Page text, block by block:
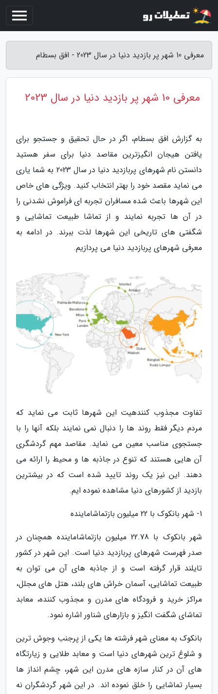
معرفی 10 شهر پر بازدید دنیا در سال 2023 - افق بسطام
معرفی 10 شهر پر بازدید دنیا در سال 2023
به گزارش افق بسطام، اگر در حال تحقیق و جستجو برای
یافتن هیجان انگیزترین مقاصد دنیا برای سفر هستید
دانستن نام شهرهای پربازدید دنیا در سال 2023 به شما یاری
می نماید مقصد خود را بهتر انتخاب کنید. ویژگی های خاص
این شهرها باعث شده مسافران تجربه ای فراموش نشدنی را
در آن ها تجربه نمایند و از تماشا طبیعت تماشایی و
شگفتی های تاریخی این شهرها لذت ببرند. در ادامه به
معرفی شهرهای پربازدید دنیا می پردازیم.
تفاوت مجذوب کنندهیت این شهرها ثابت می نماید که
مردم دیگر فقط روند ها را دنبال نمی نمایند بلکه آنها را با
جستجوی مناسب معین می نماید. مقاصد مهم گردشگری
آن هایی هستند که تنوع در جاذبه ها و محیط را ارائه می
دهند. این نیز یک روند تایید شده است که در بیشترین
بازدید از کشورهای دنیا مشاهده نموده ایم.
1- شهر بانکوک با 22 میلیون بازتماشاماینده
شهر بانکوک با 22.78 میلیون بازتماشاماینده همچنان در
صدر فهرست شهرهای پربازدید دنیا است. این شهر در کشور
تایلند قرار گرفته است و از جاذبه های آن می توان به
طبیعت تماشایی، آسمان خراش های بلند، هتل های مجلل،
مراکز خرید و فرودگاه های مدرن و مجذوب کننده، معابد
تماشای شگفت انگیز و بازارهای شناور اشاره نمود.
بانکوک به معنای شهر فرشته ها یکی از پرجنب وجوش ترین
و شلوغ ترین شهرهای دنیا است و معابد طلایی و زیارتگاه
های آن در کنار سازه های مدرن این شهر، چشم انداز ها
بسیار تماشایی را خلق نموده اند. در این شهر گردشگران نه